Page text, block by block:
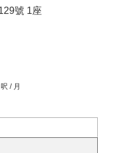
號 1座
/ 月